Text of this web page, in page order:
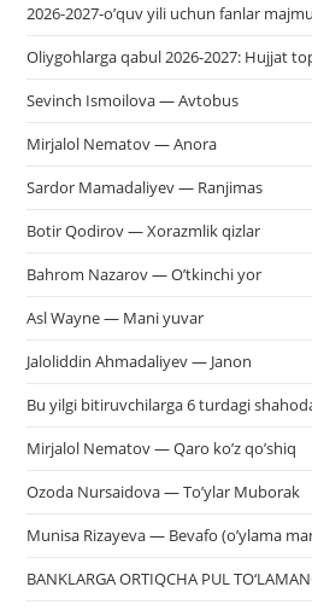
2026-2027-o’quv yili uchun fanlar
Oliygohlarga qabul 2026-2027: Hujjat
Sevinch Ismoilova — Avtobus
Mirjalol Nematov — Anora
Sardor Mamadaliyev — Ranjimas
Botir Qodirov — Xorazmlik qizlar
Bahrom Nazarov — O’tkinchi yor
Asl Wayne — Mani yuvar
Jaloliddin Ahmadaliyev — Janon
Bu yilgi bitiruvchilarga 6 turdagi
Mirjalol Nematov — Qaro ko’z qo’shiq
Ozoda Nursaidova — To’ylar Muborak
Munisa Rizayeva — Bevafo (o’ylama
BANKLARGA ORTIQCHA PUL